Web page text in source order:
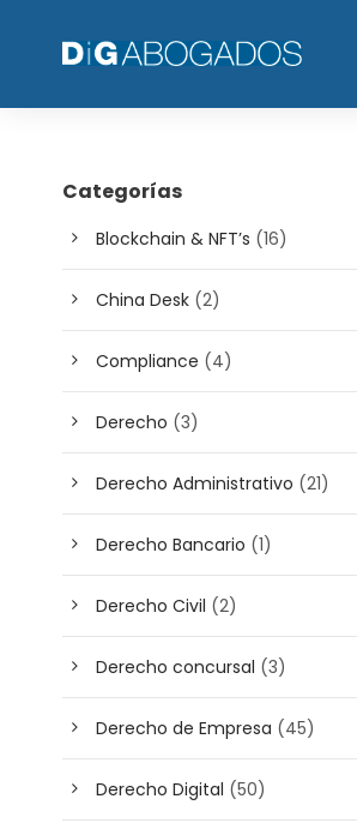
Categorías
Blockchain & NFT’s (16)
China Desk (2)
Compliance (4)
Derecho (3)
Derecho Administrativo (21)
Derecho Bancario (1)
Derecho Civil (2)
Derecho concursal (3)
Derecho de Empresa (45)
Derecho Digital (50)